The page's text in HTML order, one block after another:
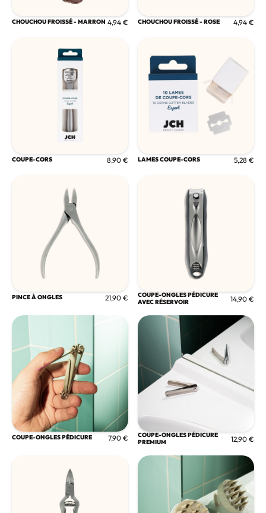
CHOUCHOU FROISSÉ - MARRON 4,94 € CHOUCHOU FROISSÉ - ROSE 4,94 €
COUPE-CORS 8,90 € LAMES COUPE-CORS 5,28 €
PINCE À ONGLES 21,90 €
COUPE-ONGLES PÉDICURE
AVEC RÉSERVOIR
14,90 €
COUPE-ONGLES PÉDICURE 7,90 €
COUPE-ONGLES PÉDICURE
PREMIUM
12,90 €